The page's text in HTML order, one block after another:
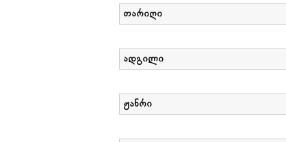
თარიღი
ადგილი
ჟანრი